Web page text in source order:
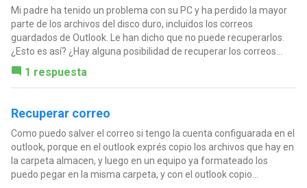
Mi padre ha tenido un problema con su PC y ha perdido la mayor
parte de los archivos del disco duro, incluidos los correos
guardados de Outlook. Le han dicho que no puede recuperarlos.
¿Esto es así? ¿Hay alguna posibilidad de recuperar los correos...
1 respuesta
Recuperar correo
Como puedo salver el correo si tengo la cuenta configuarada en el
outlook, porque en el outlook exprés copio los archivos que hay en
la carpeta almacen, y luego en un equipo ya formateado los
puedo pegar en la misma carpeta, y con el outlook copio...